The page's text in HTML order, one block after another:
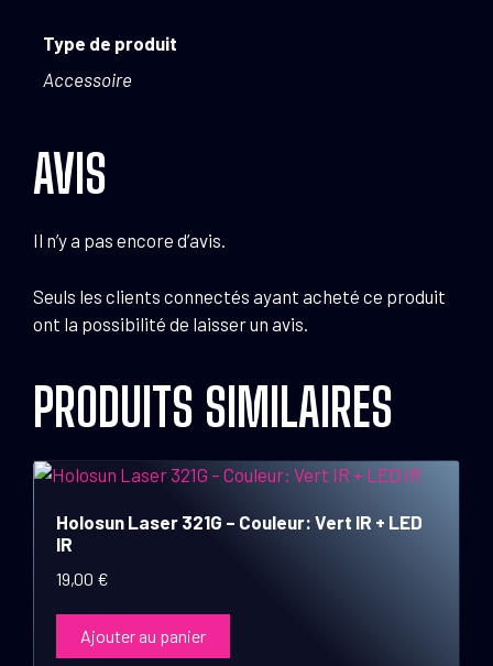
Type de produit
Accessoire
AVIS
Il n’y a pas encore d’avis.
Seuls les clients connectés ayant acheté ce produit
ont la possibilité de laisser un avis.
PRODUITS SIMILAIRES
Holosun Laser 321G – Couleur: Vert IR + LED
IR
19,00 €
Ajouter au panier